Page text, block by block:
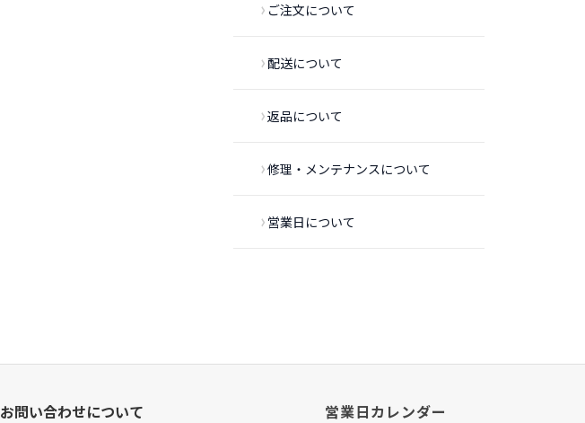
ご注文について
配送について
返品について
修理・メンテナンスについて
営業日について
お問い合わせについて 営業日カレンダー